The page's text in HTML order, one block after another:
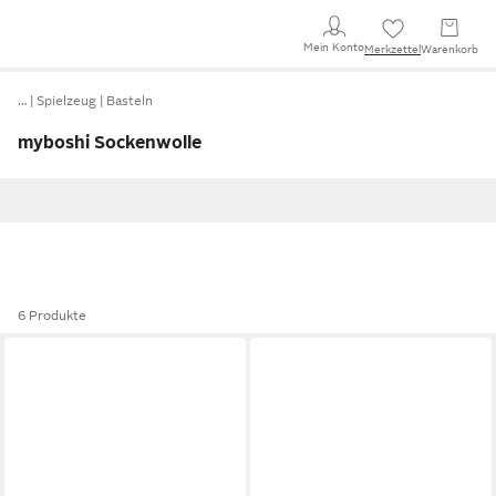
Mein KontoMerkzettel Warenkorb
… Spielzeug Basteln
myboshi Sockenwolle
6 Produkte